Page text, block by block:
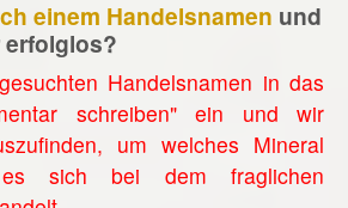
einem Handelsnamen und
erfolglos?
Handelsnamen in das
schreiben" ein und wir
um welches Mineral
sich bei dem fraglichen